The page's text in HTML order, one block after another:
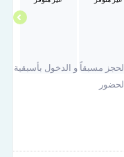
الحجز مسبقاً و الدخول بأسبقية
الحضور